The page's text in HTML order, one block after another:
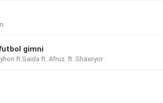
gimni
ft.Saida ft. Afruz. ft. Shaxriyor